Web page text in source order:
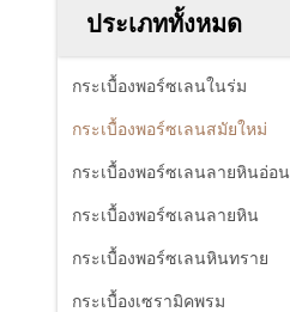
ประเภททั้งหมด
กระเบื้องพอร์ซเลนในร่ม
กระเบื้องพอร์ซเลนสมัยใหม่
กระเบื้องพอร์ซเลนลายหินอ่อน
กระเบื้องพอร์ซเลนลายหิน
กระเบื้องพอร์ซเลนหินทราย
กระเบื้องเซรามิคพรม